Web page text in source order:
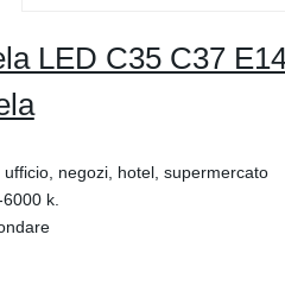
LED C35 C37
ufficio, negozi, hotel, supermercato
k.